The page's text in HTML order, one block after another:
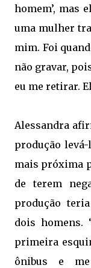
homem’, mas
uma mulher
mim. Foi
não gravar,
eu me retirar.
Alessandra
produção
mais próxima
de terem
produção
dois homens.
primeira
ônibus e